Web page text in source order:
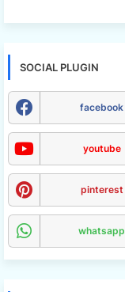
SOCIAL PLUGIN
facebook
youtube
pinterest
whatsapp